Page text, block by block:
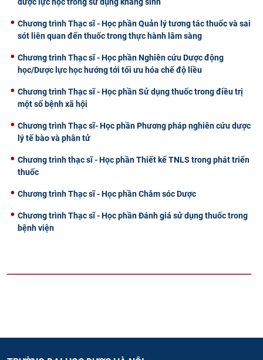
Chương trình Thạc sĩ - Học phần Quản lý tương tác thuốc và sai
sót liên quan đến thuốc trong thực hành lâm sàng
Chương trình Thạc sĩ - Học phần Nghiên cứu Dược động
học/Dược lực học hướng tới tối ưu hóa chế độ liều
Chương trình Thạc sĩ - Học phần Sử dụng thuốc trong điều trị
một số bệnh xã hội
Chương trình Thạc sĩ- Học phần Phương pháp nghiên cứu dược
lý tế bào và phân tử
Chương trình thạc sĩ - Học phần Thiết kế TNLS trong phát triển
thuốc
Chương trình Thạc sĩ - Học phần Chăm sóc Dược
Chương trình Thạc sĩ - Học phần Đánh giá sử dụng thuốc trong
bệnh viện